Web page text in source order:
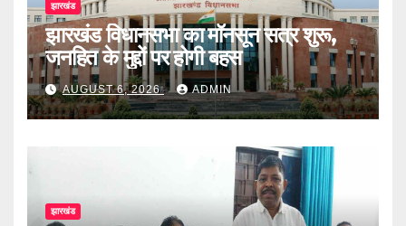
झारखंड
झारखंड विधानसभा का मॉनसून सत्र शुरू,
जनहित के मुद्दों पर होगी बहस
AUGUST 6, 2026 ADMIN
झारखंड